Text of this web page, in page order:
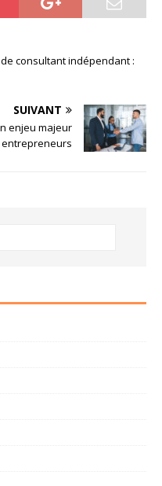
consultant indépendant :
SUIVANT
enjeu majeur